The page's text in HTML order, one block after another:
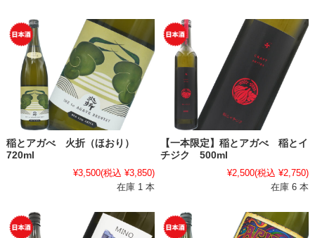
稲とアガべ 火折（ほおり）
720ml
¥3,500(税込 ¥3,850)
在庫 1 本
【一本限定】稲とアガべ 稲とイ
チジク 500ml
¥2,500(税込 ¥2,750)
在庫 6 本